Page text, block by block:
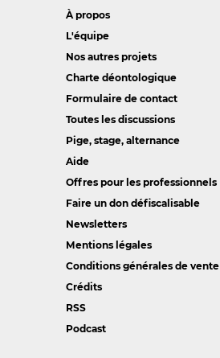
À propos
L'équipe
Nos autres projets
Charte déontologique
Formulaire de contact
Toutes les discussions
Pige, stage, alternance
Aide
Offres pour les professionnels
Faire un don défiscalisable
Newsletters
Mentions légales
Conditions générales de vente
Crédits
RSS
Podcast